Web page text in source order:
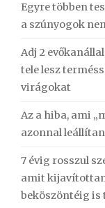
Egyre többen
a szúnyogok
Adj 2
tele lesz
virágokat
Az a hiba, ami
azonnal
7 évig rosszul
amit
beköszöntéig is